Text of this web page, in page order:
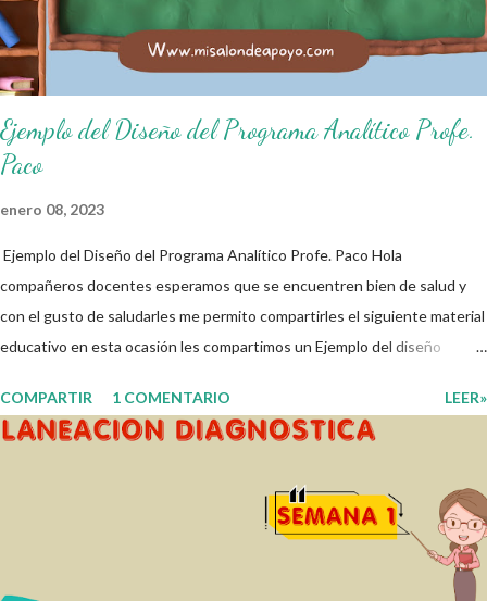
ir al baño 5. Deposito la basura en su lugar. 6. Cumplo con mis útiles
esc...
Ejemplo del Diseño del Programa Analítico Profe.
Paco
enero 08, 2023
Ejemplo del Diseño del Programa Analítico Profe. Paco Hola
compañeros docentes esperamos que se encuentren bien de salud y
con el gusto de saludarles me permito compartirles el siguiente material
educativo en esta ocasión les compartimos un Ejemplo del diseño
fortalecer los procesos de enseñanza y aprendizaje para que los
alumnos alcacen los niveles de logro educativo. Gracias por seguir a
diferentes materiales que hacen que todo esto sea posible,
recordándoles que nosotros solo los compartimos con fines educativos,
didácticos e informativos. ☺️ Obtén documento completo aquí 👇👇 👇
COMPARTIR 1 COMENTARIO LEER»